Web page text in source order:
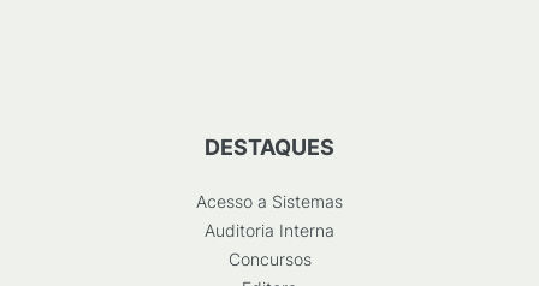
DESTAQUES
Acesso a Sistemas
Auditoria Interna
Concursos